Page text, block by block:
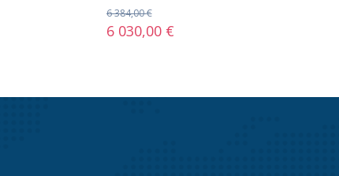
6 384,00 €
6 030,00 €